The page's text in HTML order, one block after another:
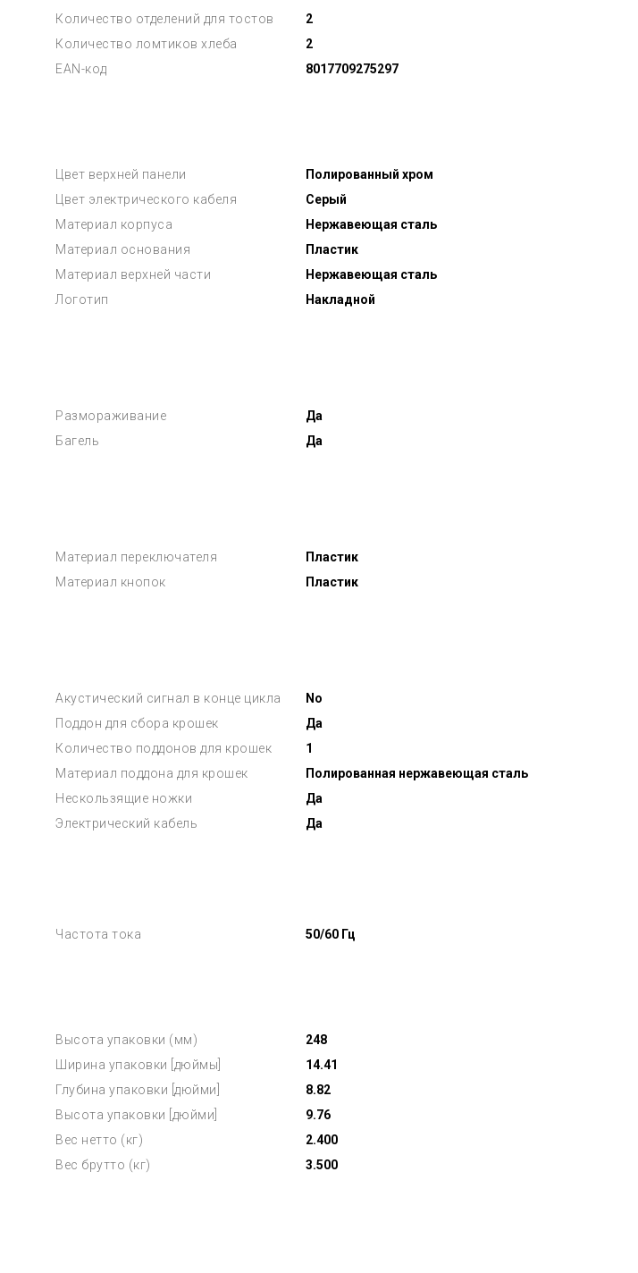
Количество отделений для тостов
2
Количество ломтиков хлеба
2
EAN-код
8017709275297
Цвет верхней панели
Полированный хром
Цвет электрического кабеля
Серый
Материал корпуса
Нержавеющая сталь
Материал основания
Пластик
Материал верхней части
Нержавеющая сталь
Логотип
Накладной
Размораживание
Да
Багель
Да
Материал переключателя
Пластик
Материал кнопок
Пластик
Акустический сигнал в конце цикла
No
Поддон для сбора крошек
Да
Количество поддонов для крошек
1
Материал поддона для крошек
Полированная нержавеющая сталь
Нескользящие ножки
Да
Электрический кабель
Да
Частота тока 50/60 Гц
Высота упаковки (мм)
248
Ширина упаковки [дюймы]
14.41
Глубина упаковки [дюйми]
8.82
Высота упаковки [дюйми]
9.76
Вес нетто (кг)
2.400
Вес брутто (кг)
3.500